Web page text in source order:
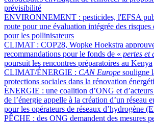
prévisibilité
ENVIRONNEMENT : pesticides, l'EFSA
route pour une évaluation intégrée des
pour les pollinisateurs
CLIMAT : COP28, Wopke Hoekstra
recommandations pour le fonds de « pertes et
poursuit les rencontres préparatoires au Kenya
CLIMAT/ÉNERGIE : CAN Europe souligne
protections sociales dans la rénovation
ÉNERGIE : une coalition d’ONG et
de l’énergie appelle à la création d’un réseau
pour les opérateurs de réseaux d’hydrogène
PÊCHE : des ONG demandent des mesures